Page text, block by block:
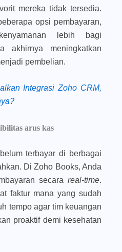
mereka tidak tersedia.
opsi pembayaran,
lebih bagi
akhirnya meningkatkan
pembelian.
Integrasi Zoho CRM,
arus kas
terbayar di berbagai
Di Zoho Books, Anda
secara real-time.
faktur mana yang sudah
tempo agar tim keuangan
proaktif demi kesehatan